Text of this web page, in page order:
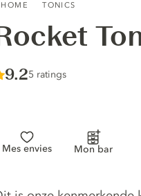
HOME TONICS
Score :
9.2/ 10
5 ratings
Mes envies Mon bar